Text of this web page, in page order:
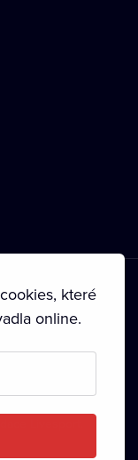
• Zásady používání
které
online.